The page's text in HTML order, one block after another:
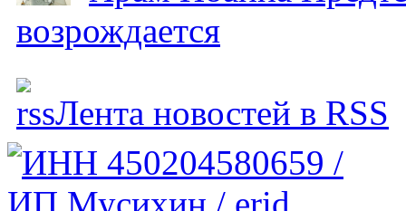
возрождается
Лента новостей в RSS